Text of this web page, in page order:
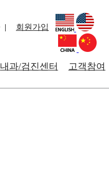
회원가입
내과/검진센터 고객참여